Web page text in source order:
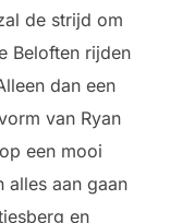
de strijd om
Beloften rijden
dan een
van Ryan
een mooi
alles aan gaan
en